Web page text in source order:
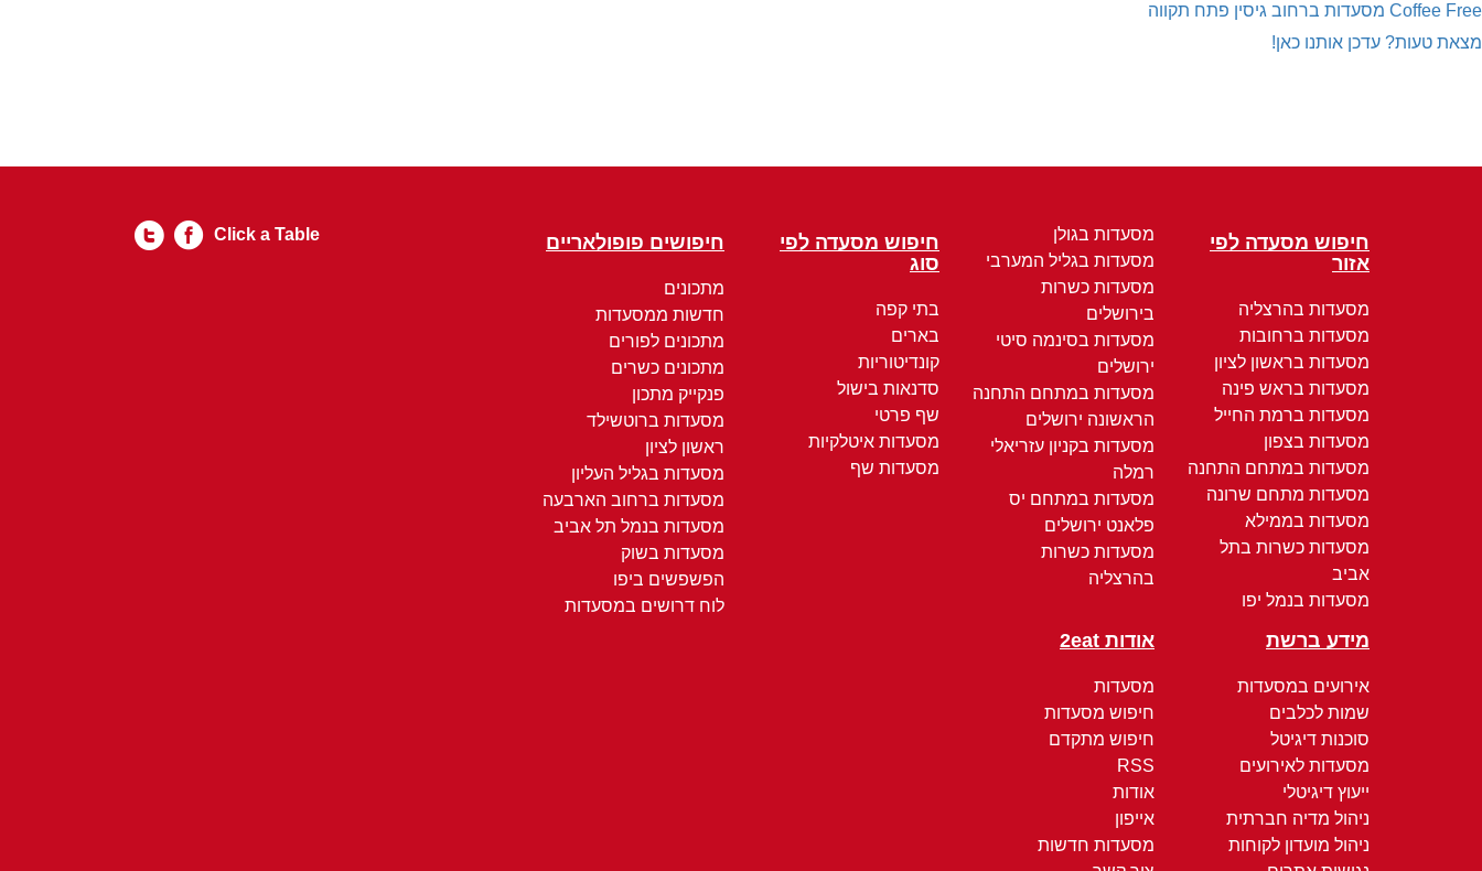
Coffee Free מסעדות ברחוב גיסין פתח תקווה
מצאת טעות? עדכן אותנו כאן!
חיפוש מסעדה לפי
אזור
מסעדות בהרצליה
מסעדות ברחובות
מסעדות בראשון לציון
מסעדות בראש פינה
מסעדות ברמת החייל
מסעדות בצפון
מסעדות במתחם התחנה
מסעדות מתחם שרונה
מסעדות בממילא
מסעדות כשרות בתל
אביב
מסעדות בנמל יפו
מסעדות בגולן
מסעדות בגליל המערבי
מסעדות כשרות
בירושלים
מסעדות בסינמה סיטי
ירושלים
מסעדות במתחם התחנה
הראשונה ירושלים
מסעדות בקניון עזריאלי
רמלה
מסעדות במתחם יס
פלאנט ירושלים
מסעדות כשרות
בהרצליה
חיפוש מסעדה לפי
סוג
בתי קפה
בארים
קונדיטוריות
סדנאות בישול
שף פרטי
מסעדות איטלקיות
מסעדות שף
חיפושים פופולאריים
מתכונים
חדשות ממסעדות
מתכונים לפורים
מתכונים כשרים
פנקייק מתכון
מסעדות ברוטשילד
ראשון לציון
מסעדות בגליל העליון
מסעדות ברחוב הארבעה
מסעדות בנמל תל אביב
מסעדות בשוק
הפשפשים ביפו
לוח דרושים במסעדות
מידע ברשת
אירועים במסעדות
שמות לכלבים
סוכנות דיגיטל
מסעדות לאירועים
ייעוץ דיגיטלי
ניהול מדיה חברתית
ניהול מועדון לקוחות
אודות 2eat
מסעדות
חיפוש מסעדות
חיפוש מתקדם
RSS
אודות
אייפון
מסעדות חדשות
Click a Table